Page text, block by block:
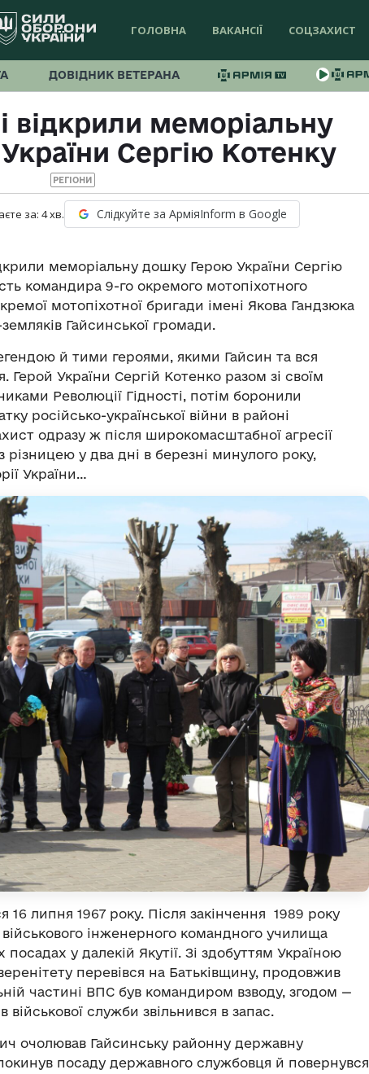
ГОЛОВНА ВАКАНСІЇ СОЦЗАХИСТ
ДОВІДНИК ВЕТЕРАНА
відкрили меморіальну
Сергію Котенку
РЕГІОНИ
за: 4хв. Слідкуйте за АрміяInform в Google
меморіальну дошку Герою України Сергію
командира 9-го окремого мотопіхотного
мотопіхотної бригади імені Якова Гандзюка
земляків Гайсинської громади.
й тими героями, якими Гайсин та вся
України Сергій Котенко разом зі своїм
Революції Гідності, потім боронили
російсько-української війни в районі
одразу ж після широкомасштабної агресії
різницею у два дні в березні минулого року,
України…
липня 1967 року. Після закінчення 1989 року
інженерного командного училища
у далекій Якутії. Зі здобуттям Україною
перевівся на Батьківщину, продовжив
частині ВПС був командиром взводу, згодом —
військової служби звільнився в запас.
очолював Гайсинську районну державну
посаду державного службовця й повернувся